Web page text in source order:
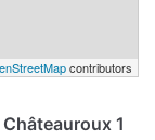
contributors
1